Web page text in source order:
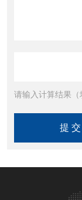
请输入计算结果